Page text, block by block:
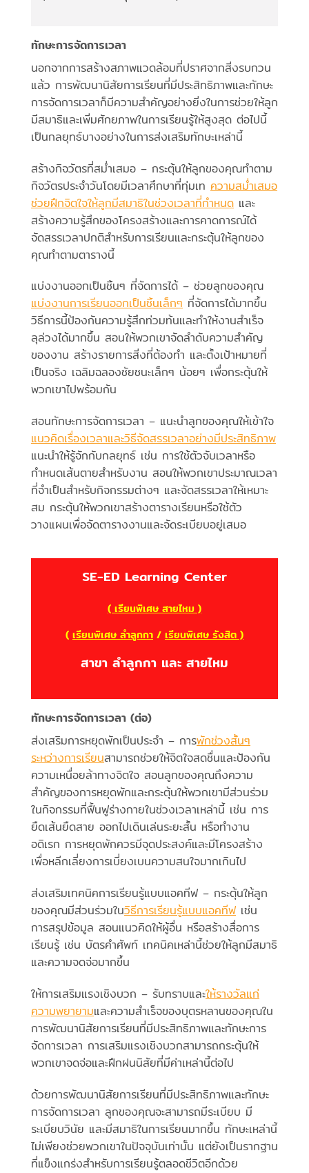
ทักษะการจัดการเวลา
นอกจากการสร้างสภาพแวดล้อมที่ปราศจากสิ่งรบกวน
แล้ว การพัฒนานิสัยการเรียนที่มีประสิทธิภาพและทักษะ
การจัดการเวลาก็มีความสำคัญอย่างยิ่งในการช่วยให้ลูก
มีสมาธิและเพิ่มศักยภาพในการเรียนรู้ให้สูงสุด ต่อไปนี้
เป็นกลยุทธ์บางอย่างในการส่งเสริมทักษะเหล่านี้
สร้างกิจวัตรที่สม่ำเสมอ – กระตุ้นให้ลูกของคุณทำตาม
กิจวัตรประจำวันโดยมีเวลาศึกษาที่ทุ่มเท ความสม่ำเสมอ
ช่วยฝึกจิตใจให้ลูกมีสมาธิในช่วงเวลาที่กำหนด และ
สร้างความรู้สึกของโครงสร้างและการคาดการณ์ได้
จัดสรรเวลาปกติสำหรับการเรียนและกระตุ้นให้ลูกของ
คุณทำตามตารางนี้
แบ่งงานออกเป็นชิ้นๆ ที่จัดการได้ – ช่วยลูกของคุณ
แบ่งงานการเรียนออกเป็นชิ้นเล็กๆ ที่จัดการได้มากขึ้น
วิธีการนี้ป้องกันความรู้สึกท่วมท้นและทำให้งานสำเร็จ
ลุล่วงได้มากขึ้น สอนให้พวกเขาจัดลำดับความสำคัญ
ของงาน สร้างรายการสิ่งที่ต้องทำ และตั้งเป้าหมายที่
เป็นจริง เฉลิมฉลองชัยชนะเล็กๆ น้อยๆ เพื่อกระตุ้นให้
พวกเขาไปพร้อมกัน
สอนทักษะการจัดการเวลา – แนะนำลูกของคุณให้เข้าใจ
แนวคิดเรื่องเวลาและวิธีจัดสรรเวลาอย่างมีประสิทธิภาพ
แนะนำให้รู้จักกับกลยุทธ์ เช่น การใช้ตัวจับเวลาหรือ
กำหนดเส้นตายสำหรับงาน สอนให้พวกเขาประมาณเวลา
ที่จำเป็นสำหรับกิจกรรมต่างๆ และจัดสรรเวลาให้เหมาะ
สม กระตุ้นให้พวกเขาสร้างตารางเรียนหรือใช้ตัว
วางแผนเพื่อจัดตารางงานและจัดระเบียบอยู่เสมอ
SE-ED Learning Center
( เรียนพิเศษ สายไหม )
( เรียนพิเศษ ลำลูกกา / เรียนพิเศษ รังสิต )
สาขา ลำลูกกา และ สายไหม
ทักษะการจัดการเวลา (ต่อ)
ส่งเสริมการหยุดพักเป็นประจำ – การพักช่วงสั้นๆ
ระหว่างการเรียนสามารถช่วยให้จิตใจสดชื่นและป้องกัน
ความเหนื่อยล้าทางจิตใจ สอนลูกของคุณถึงความ
สำคัญของการหยุดพักและกระตุ้นให้พวกเขามีส่วนร่วม
ในกิจกรรมที่ฟื้นฟูร่างกายในช่วงเวลาเหล่านี้ เช่น การ
ยืดเส้นยืดสาย ออกไปเดินเล่นระยะสั้น หรือทำงาน
อดิเรก การหยุดพักควรมีจุดประสงค์และมีโครงสร้าง
เพื่อหลีกเลี่ยงการเบี่ยงเบนความสนใจมากเกินไป
ส่งเสริมเทคนิคการเรียนรู้แบบแอคทีฟ – กระตุ้นให้ลูก
ของคุณมีส่วนร่วมในวิธีการเรียนรู้แบบแอคทีฟ เช่น
การสรุปข้อมูล สอนแนวคิดให้ผู้อื่น หรือสร้างสื่อการ
เรียนรู้ เช่น บัตรคำศัพท์ เทคนิคเหล่านี้ช่วยให้ลูกมีสมาธิ
และความจดจ่อมากขึ้น
ให้การเสริมแรงเชิงบวก – รับทราบและให้รางวัลแก่
ความพยายามและความสำเร็จของบุตรหลานของคุณใน
การพัฒนานิสัยการเรียนที่มีประสิทธิภาพและทักษะการ
จัดการเวลา การเสริมแรงเชิงบวกสามารถกระตุ้นให้
พวกเขาจดจ่อและฝึกฝนนิสัยที่มีค่าเหล่านี้ต่อไป
ด้วยการพัฒนานิสัยการเรียนที่มีประสิทธิภาพและทักษะ
การจัดการเวลา ลูกของคุณจะสามารถมีระเบียบ มี
ระเบียบวินัย และมีสมาธิในการเรียนมากขึ้น ทักษะเหล่านี้
ไม่เพียงช่วยพวกเขาในปัจจุบันเท่านั้น แต่ยังเป็นรากฐาน
ที่แข็งแกร่งสำหรับการเรียนรู้ตลอดชีวิตอีกด้วย